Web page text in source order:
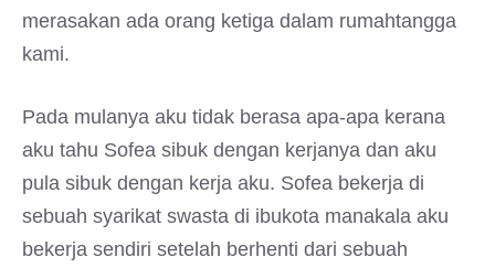
merasakan ada orang ketiga dalam rumahtangga
kami.
Pada mulanya aku tidak berasa apa-apa kerana
aku tahu Sofea sibuk dengan kerjanya dan aku
pula sibuk dengan kerja aku. Sofea bekerja di
sebuah syarikat swasta di ibukota manakala aku
bekerja sendiri setelah berhenti dari sebuah